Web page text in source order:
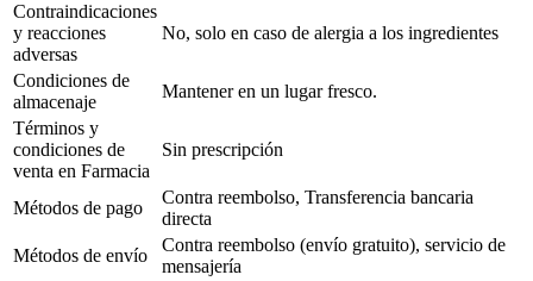
Contraindicaciones
y reacciones
adversas
No, solo en caso de alergia a los ingredientes
Condiciones de
almacenaje
Mantener en un lugar fresco.
Términos y
condiciones de
venta en Farmacia
Sin prescripción
Métodos de pago
Contra reembolso, Transferencia bancaria
directa
Métodos de envío
Contra reembolso (envío gratuito), servicio de
mensajería